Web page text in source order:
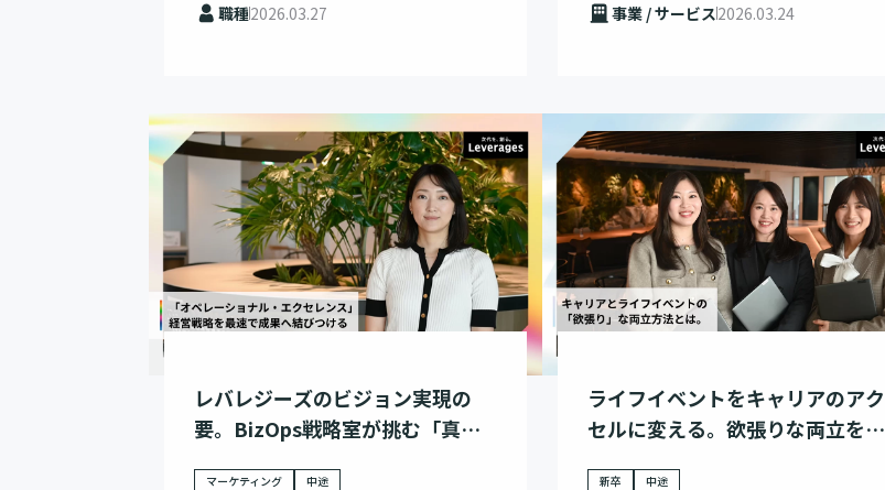
職種2026.03.27 事業 / サービス2026.03.24
レバレジーズのビジョン実現の
要。BizOps戦略室が挑む「真の
マーケティング 中途
ライフイベントをキャリアのアク
セルに変える。欲張りな両立を叶
新卒 中途